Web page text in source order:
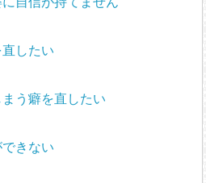
直したい
まう癖を直したい
できない